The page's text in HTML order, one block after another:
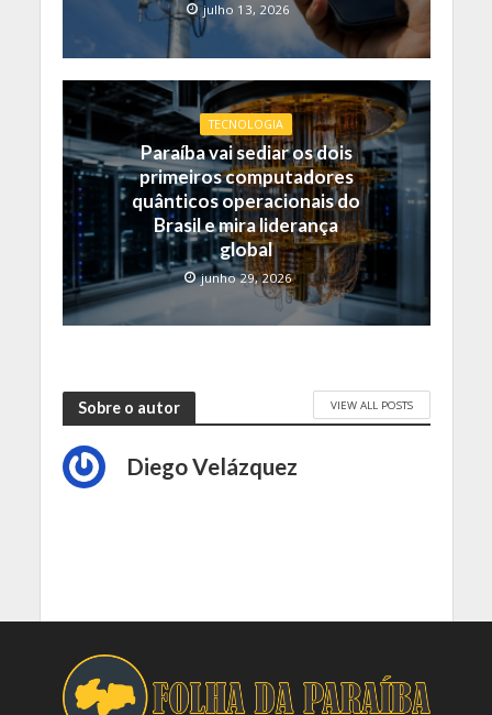
julho 13, 2026
TECNOLOGIA
Paraíba vai sediar os dois
primeiros computadores
quânticos operacionais do
Brasil e mira liderança
global
junho 29, 2026
Sobre o autor VIEW ALL POSTS
Diego Velázquez